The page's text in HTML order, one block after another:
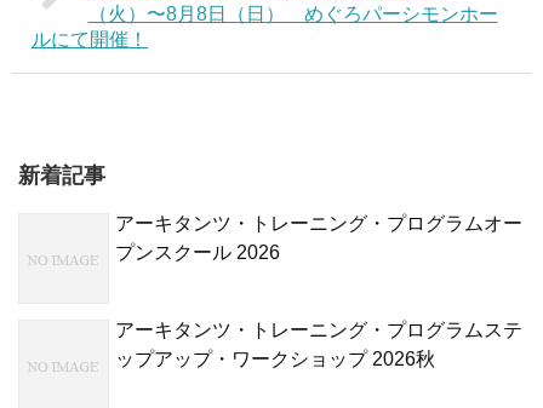
（火）〜8月8日（日） めぐろパーシモンホー
ルにて開催！
新着記事
アーキタンツ・トレーニング・プログラムオー
プンスクール 2026
アーキタンツ・トレーニング・プログラムステ
ップアップ・ワークショップ 2026秋